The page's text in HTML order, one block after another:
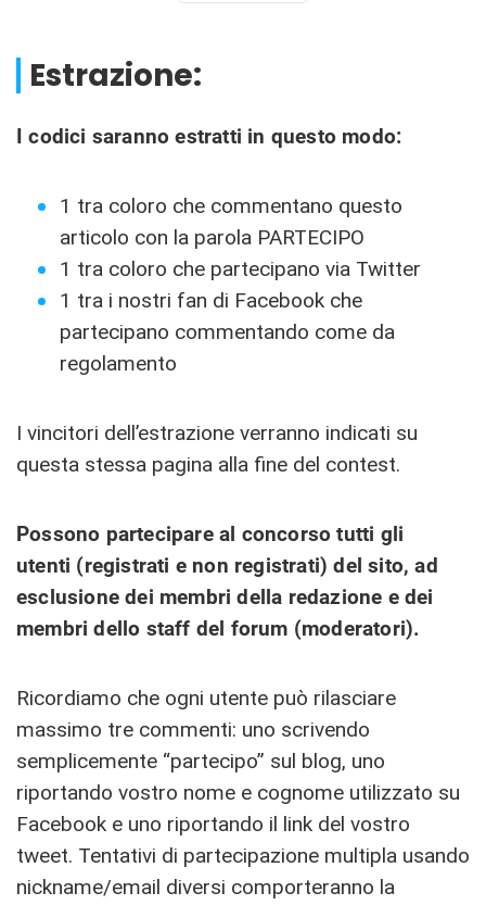
Estrazione:
I codici saranno estratti in questo modo:
1 tra coloro che commentano questo
articolo con la parola PARTECIPO
1 tra coloro che partecipano via Twitter
1 tra i nostri fan di Facebook che
partecipano commentando come da
regolamento
I vincitori dell’estrazione verranno indicati su
questa stessa pagina alla fine del contest.
Possono partecipare al concorso tutti gli
utenti (registrati e non registrati) del sito, ad
esclusione dei membri della redazione e dei
membri dello staff del forum (moderatori).
Ricordiamo che ogni utente può rilasciare
massimo tre commenti: uno scrivendo
semplicemente “partecipo” sul blog, uno
riportando vostro nome e cognome utilizzato su
Facebook e uno riportando il link del vostro
tweet. Tentativi di partecipazione multipla usando
nickname/email diversi comporteranno la